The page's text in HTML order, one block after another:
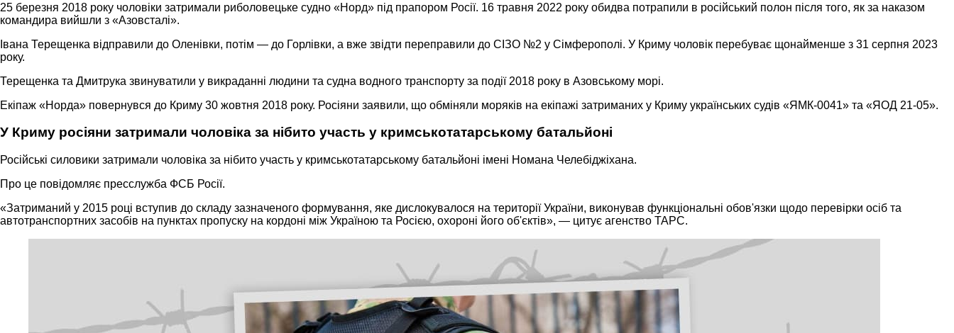
25 березня 2018 року чоловіки затримали риболовецьке судно «Норд» під прапором Росії. 16 травня 2022 року обидва потрапили в російський полон після того, як за наказом
командира вийшли з «Азовсталі».
Івана Терещенка відправили до Оленівки, потім — до Горлівки, а вже звідти переправили до СІЗО №2 у Сімферополі. У Криму чоловік перебуває щонайменше з 31 серпня 2023
року.
Терещенка та Дмитрука звинуватили у викраданні людини та судна водного транспорту за події 2018 року в Азовському морі.
Екіпаж «Норда» повернувся до Криму 30 жовтня 2018 року. Росіяни заявили, що обміняли моряків на екіпажі затриманих у Криму українських судів «ЯМК-0041» та «ЯОД 21-05».
У Криму росіяни затримали чоловіка за нібито участь у кримськотатарському батальйоні
Російські силовики затримали чоловіка за нібито участь у кримськотатарському батальйоні імені Номана Челебіджіхана.
Про це повідомляє пресслужба ФСБ Росії.
«Затриманий у 2015 році вступив до складу зазначеного формування, яке дислокувалося на території України, виконував функціональні обов'язки щодо перевірки осіб та
автотранспортних засобів на пунктах пропуску на кордоні між Україною та Росією, охороні його об'єктів», — цитує агенство ТАРС.